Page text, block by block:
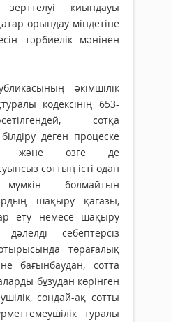
зерттелуі киындауы
орындау міндетіне
тәрбиелік мәнінен
әкімшілік
кодексінің 653-
сотқа
деген процеске
және өзге де
соттың iстi одан
болмайтын
шақыру қағазы,
ету немесе шақыру
себептерсіз
төрағалық
бағынбаудан, сотта
бұзудан көрiнген
сондай-ақ сотты
туралы